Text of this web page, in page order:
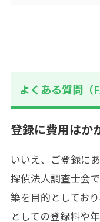
よくある質問（
登録に費用はか
いいえ、ご登録に
探偵法人調査士会
築を目的としてお
としての登録料や